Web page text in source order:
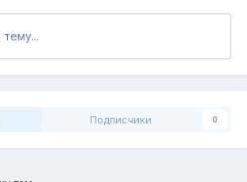
Подписчики 0